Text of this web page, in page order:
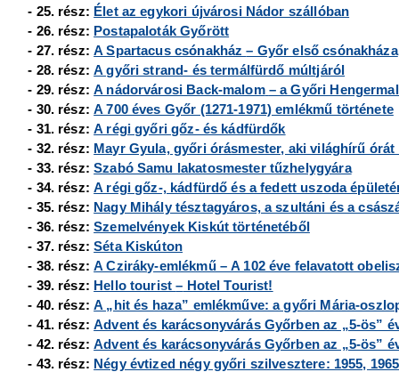
- 25. rész: Élet az egykori újvárosi Nádor szállóban
- 26. rész: Postapaloták Győrött
- 27. rész:A Spartacus csónakház– Győr első csónakháza
- 28. rész:A győri strand- és termálfürdő múltjáról
- 29. rész:A nádorvárosi Back-malom – a Győri
- 30. rész:A 700 éves Győr (1271-1971) emlékmű története
- 31. rész:A régi győri gőz- és kádfürdők
- 32. rész: Mayr Gyula, győri órásmester, aki világhírű
- 33. rész:Szabó Samu lakatosmester tűzhelygyára
- 34. rész:A régi gőz-, kádfürdő és a fedett uszoda
- 35. rész: Nagy Mihály tésztagyáros, a szultáni és a
- 36. rész:Szemelvények Kiskút történetéből
- 37. rész:Séta Kiskúton
- 38. rész:A Cziráky-emlékmű – A 102 éve felavatott
- 39. rész: Hello tourist– Hotel Tourist!
- 40. rész:A „hit és haza” emlékműve: a győri Mária-
- 41. rész:Advent és karácsonyvárás Győrben az „5-ös”
- 42. rész:Advent és karácsonyvárás Győrben az „5-ös”
- 43. rész: Négy évtized négy győri szilvesztere: 1955,